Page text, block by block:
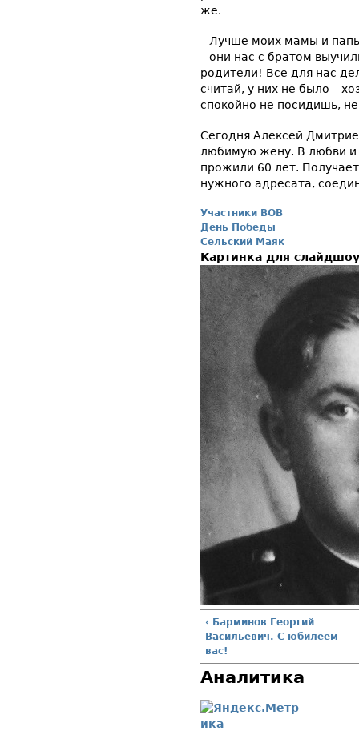
же.
– Лучше моих мамы и папы
– они нас с братом
родители! Все для нас
считай, у них не было –
спокойно не посидишь,
Сегодня Алексей
любимую жену. В любви и
прожили 60 лет.
нужного адресата,
Участники ВОВ
День Победы
Сельский Маяк
Картинка для
‹ Барминов Георгий
Васильевич. С юбилеем
вас!
Аналитика